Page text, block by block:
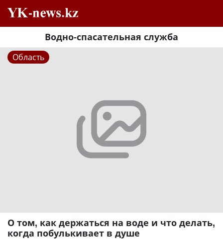
Водно-спасательная служба
Область
О том, как держаться на воде и что делать,
когда побулькивает в душе